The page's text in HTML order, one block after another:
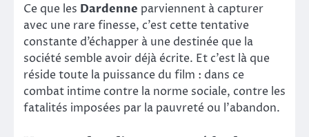
Ce que les Dardenne parviennent à capturer
avec une rare finesse, c’est cette tentative
constante d’échapper à une destinée que la
société semble avoir déjà écrite. Et c’est là que
réside toute la puissance du film : dans ce
combat intime contre la norme sociale, contre les
fatalités imposées par la pauvreté ou l’abandon.